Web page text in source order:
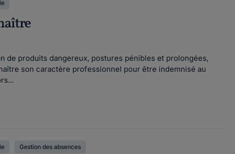
de produits dangereux, postures pénibles et prolongées,
son caractère professionnel pour être indemnisé au
Gestion des absences